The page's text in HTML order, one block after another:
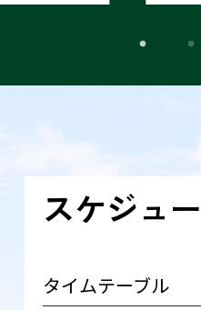
スケジュ
タイムテーブル